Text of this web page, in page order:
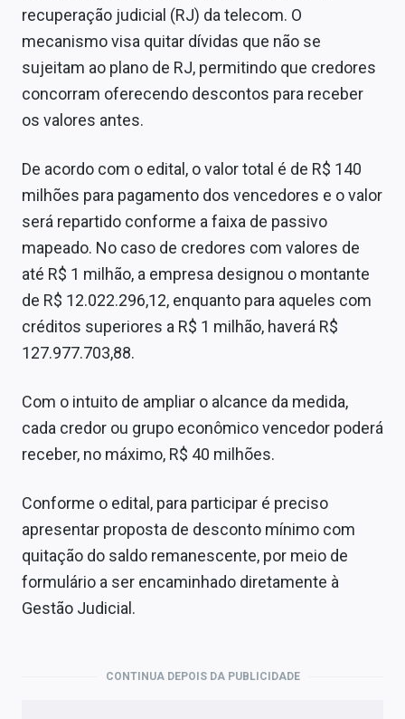
Expediente
recuperação judicial (RJ) da telecom. O
mecanismo visa quitar dívidas que não se
sujeitam ao plano de RJ, permitindo que credores
concorram oferecendo descontos para receber
os valores antes.
De acordo com o edital, o valor total é de R$ 140
milhões para pagamento dos vencedores e o valor
será repartido conforme a faixa de passivo
mapeado. No caso de credores com valores de
até R$ 1 milhão, a empresa designou o montante
de R$ 12.022.296,12, enquanto para aqueles com
créditos superiores a R$ 1 milhão, haverá R$
127.977.703,88.
Com o intuito de ampliar o alcance da medida,
cada credor ou grupo econômico vencedor poderá
receber, no máximo, R$ 40 milhões.
Conforme o edital, para participar é preciso
apresentar proposta de desconto mínimo com
quitação do saldo remanescente, por meio de
formulário a ser encaminhado diretamente à
Gestão Judicial.
CONTINUA DEPOIS DA PUBLICIDADE